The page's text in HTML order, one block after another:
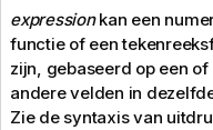
expressionkan een
functie of een
zijn, gebaseerd op een of
andere velden in
Zie de syntaxis van